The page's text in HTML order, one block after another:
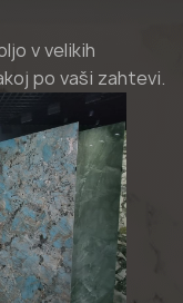
v velikih
po vaši zahtevi.